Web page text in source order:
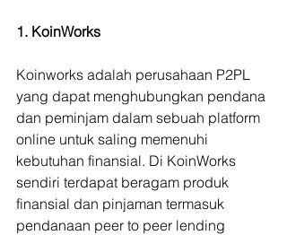
1. KoinWorks
Koinworks adalah perusahaan P2PL
yang dapat menghubungkan pendana
dan peminjam dalam sebuah platform
online untuk saling memenuhi
kebutuhan finansial. Di KoinWorks
sendiri terdapat beragam produk
finansial dan pinjaman termasuk
pendanaan peer to peer lending